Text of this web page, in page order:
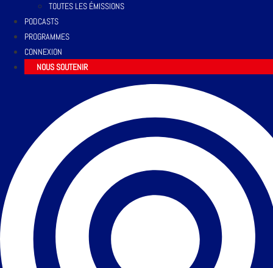
TOUTES LES ÉMISSIONS
PODCASTS
PROGRAMMES
CONNEXION
NOUS SOUTENIR